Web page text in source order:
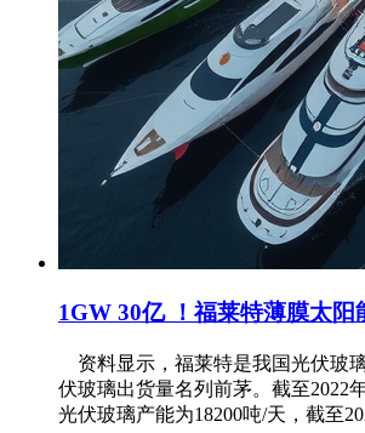
1GW 30亿 ！福莱特薄膜太阳
资料显示，福莱特是我国光伏玻
伏玻璃出货量名列前茅。截至2022
光伏玻璃产能为18200吨/天，截至